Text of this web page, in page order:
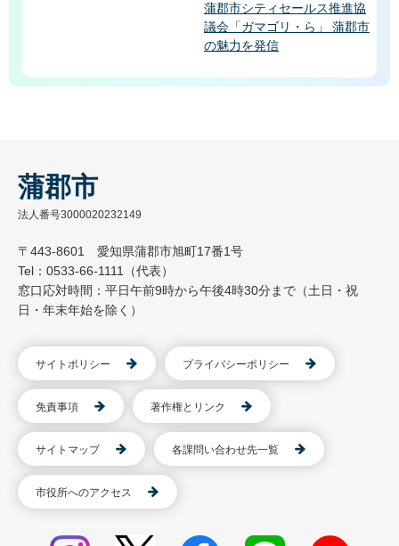
蒲郡市シティセールス推進協
議会「ガマゴリ・ら」 蒲郡市
の魅力を発信
蒲郡市
法人番号3000020232149
〒443-8601 愛知県蒲郡市旭町17番1号
Tel：0533-66-1111（代表）
窓口応対時間：平日午前9時から午後4時30分まで（土日・祝
日・年末年始を除く）
サイトポリシー プライバシーポリシー
免責事項 著作権とリンク
サイトマップ 各課問い合わせ先一覧
市役所へのアクセス